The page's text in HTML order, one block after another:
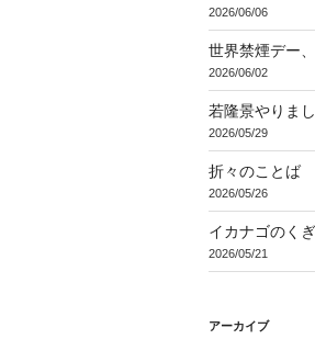
2026/06/06
世界禁煙デー
2026/06/02
若隆景やりまし
2026/05/29
折々のことば
2026/05/26
イカナゴのく
2026/05/21
アーカイブ